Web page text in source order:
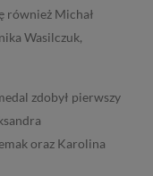
również Michał
Wasilczuk,
zdobył pierwszy
oraz Karolina